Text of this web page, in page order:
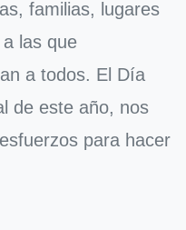
familias, lugares
las que
a todos. El Día
de este año, nos
para hacer